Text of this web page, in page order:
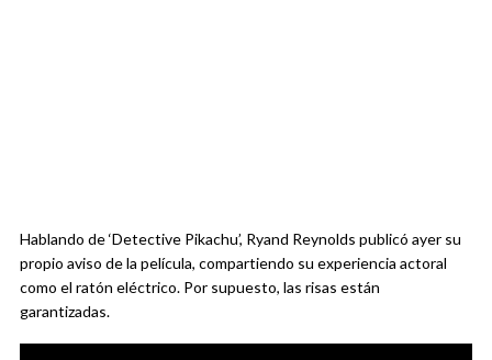
Hablando de ‘Detective Pikachu’, Ryand Reynolds publicó ayer su
propio aviso de la película, compartiendo su experiencia actoral
como el ratón eléctrico. Por supuesto, las risas están
garantizadas.